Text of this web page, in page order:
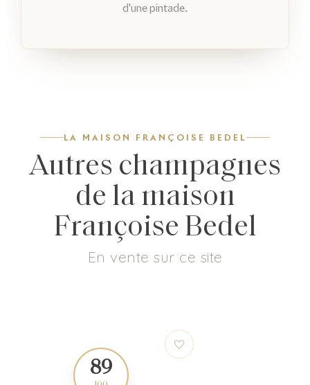
d'une pintade.
LA MAISON FRANÇOISE BEDEL
Autres champagnes
de la maison
Françoise Bedel
En vente sur ce site
89